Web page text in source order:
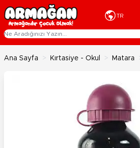
İçeriğe geç
TR
Ana Sayfa > Kırtasiye - Okul > Matara